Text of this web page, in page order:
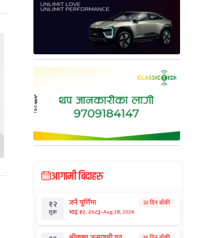
आगामी बिदाहरु
१२
शुक्र
जनै पूर्णिमा
भाद्र १२, २०८३-Aug 28, 2026
२२ दिन बाँकी